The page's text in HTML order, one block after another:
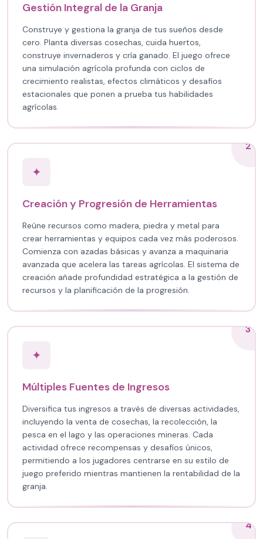
Gestión Integral de la Granja
Construye y gestiona la granja de tus sueños desde
cero. Planta diversas cosechas, cuida huertos,
construye invernaderos y cría ganado. El juego ofrece
una simulación agrícola profunda con ciclos de
crecimiento realistas, efectos climáticos y desafíos
estacionales que ponen a prueba tus habilidades
agrícolas.
2
✦
Creación y Progresión de Herramientas
Reúne recursos como madera, piedra y metal para
crear herramientas y equipos cada vez más poderosos.
Comienza con azadas básicas y avanza a maquinaria
avanzada que acelera las tareas agrícolas. El sistema de
creación añade profundidad estratégica a la gestión de
recursos y la planificación de la progresión.
3
✦
Múltiples Fuentes de Ingresos
Diversifica tus ingresos a través de diversas actividades,
incluyendo la venta de cosechas, la recolección, la
pesca en el lago y las operaciones mineras. Cada
actividad ofrece recompensas y desafíos únicos,
permitiendo a los jugadores centrarse en su estilo de
juego preferido mientras mantienen la rentabilidad de la
granja.
4